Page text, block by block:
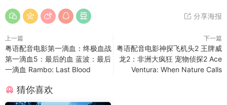
分享海报
上一篇
粤语配音电影第一滴血：终极血战
第一滴血5：最后的血 蓝波：最后
一滴血 Rambo: Last Blood
下一篇
粤语配音电影神探飞机头2 王牌威
龙2：非洲大疯狂 宠物侦探2 Ace
Ventura: When Nature Calls
猜你喜欢